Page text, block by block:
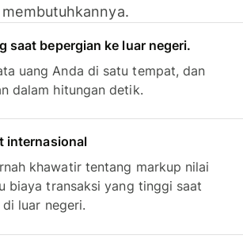
saat bepergian ke luar negeri.
uang Anda di satu tempat, dan
dalam hitungan detik.
internasional
khawatir tentang markup nilai
transaksi yang tinggi saat
luar negeri.